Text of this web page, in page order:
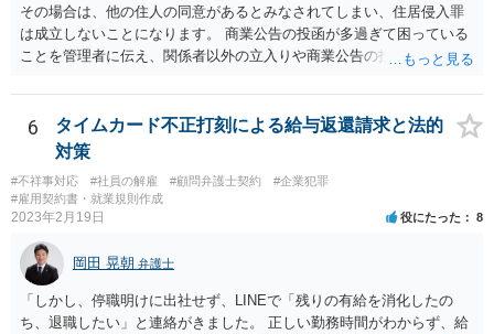
その場合は、他の住人の同意があるとみなされてしまい、住居侵入罪
は成立しないことになります。 商業公告の投函が多過ぎて困っている
ことを管理者に伝え、関係者以外の立入りや商業公告の投函を禁ずる
6
タイムカード不正打刻による給与返還請求と法的
対策
#不祥事対応 #社員の解雇 #顧問弁護士契約
#企業犯罪
#雇用契約書・就業規則作成
2023年2月19日 役にたった 8
岡田 晃朝 弁護士
「しかし、停職明けに出社せず、LINEで「残りの有給を消化したの
ち、退職したい」と連絡がきました。 正しい勤務時間がわからず、給